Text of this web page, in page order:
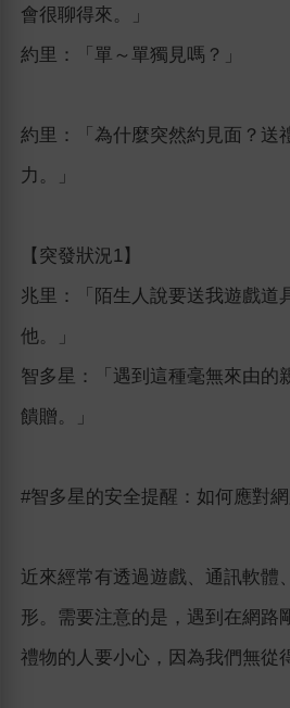
會很聊得來。」
約里：「單～單獨見嗎？」
約里：「為什麼突然約見面？送
力。」
【突發狀況1】
兆里：「陌生人說要送我遊戲道
他。」
智多星：「遇到這種毫無來由的
饋贈。」
#智多星的安全提醒：如何應對網
近來經常有透過遊戲、通訊軟體
形。需要注意的是，遇到在網路
禮物的人要小心，因為我們無從